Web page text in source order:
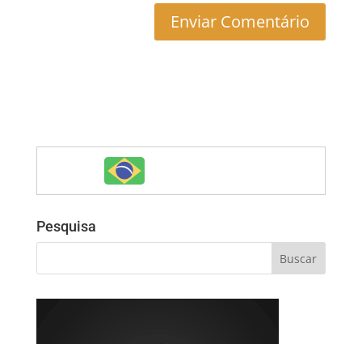
Pesquisa